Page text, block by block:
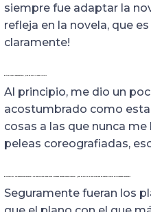
siempre fue adaptar la
refleja en la novela, que
claramente!
Es tu primer largometraje, ¿qué ha sido lo más difícil?
Al principio, me dio un
acostumbrado como
cosas a las que nunca
peleas coreografiadas,
Es un thriller, con efectos especiales y de maquillaje complejos y muchas escenas complicadas… ¿Cuál ha sido el plano que más ha costado rodar en “Orígenes secretos”?
Seguramente fueran los